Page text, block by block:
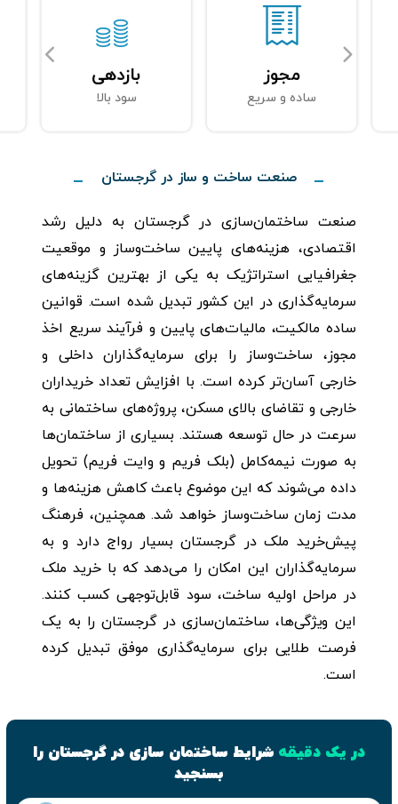
بازدهی
سود بالا
مجوز
ساده و سریع
صنعت ساخت و ساز در گرجستان
صنعت ساختمان‌سازی در گرجستان به دلیل رشد
اقتصادی، هزینه‌های پایین ساخت‌وساز و موقعیت
جغرافیایی استراتژیک به یکی از بهترین گزینه‌های
سرمایه‌گذاری در این کشور تبدیل شده است. قوانین
ساده مالکیت، مالیات‌های پایین و فرآیند سریع اخذ
مجوز، ساخت‌وساز را برای سرمایه‌گذاران داخلی و
خارجی آسان‌تر کرده است. با افزایش تعداد خریداران
خارجی و تقاضای بالای مسکن، پروژه‌های ساختمانی به‌
سرعت در حال توسعه هستند. بسیاری از ساختمان‌ها
به صورت نیمه‌کامل (بلک فریم و وایت فریم) تحویل
داده می‌شوند که این موضوع باعث کاهش هزینه‌ها و
مدت زمان ساخت‌وساز خواهد شد. همچنین، فرهنگ
پیش‌خرید ملک در گرجستان بسیار رواج دارد و به
سرمایه‌گذاران این امکان را می‌دهد که با خرید ملک
در مراحل اولیه ساخت، سود قابل‌توجهی کسب کنند.
این ویژگی‌ها، ساختمان‌سازی در گرجستان را به یک
فرصت طلایی برای سرمایه‌گذاری موفق تبدیل کرده
است.
در یک دقیقه شرایط ساختمان سازی در گرجستان را
بسنجید